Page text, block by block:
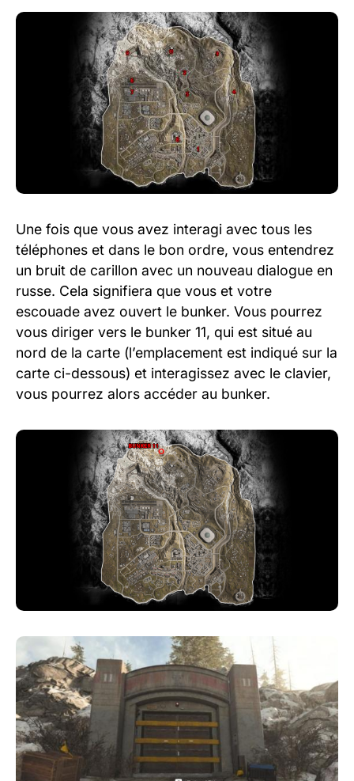
Une fois que vous avez interagi avec tous les
téléphones et dans le bon ordre, vous entendrez
un bruit de carillon avec un nouveau dialogue en
russe. Cela signifiera que vous et votre
escouade avez ouvert le bunker. Vous pourrez
vous diriger vers le bunker 11, qui est situé au
nord de la carte (l’emplacement est indiqué sur la
carte ci-dessous) et interagissez avec le clavier,
vous pourrez alors accéder au bunker.